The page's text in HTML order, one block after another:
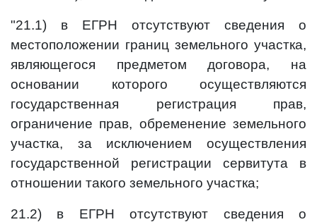
"21.1) в ЕГРН отсутствуют сведения о
местоположении границ земельного участка,
являющегося предметом договора, на
основании которого осуществляются
государственная регистрация прав,
ограничение прав, обременение земельного
участка, за исключением осуществления
государственной регистрации сервитута в
отношении такого земельного участка;
21.2) в ЕГРН отсутствуют сведения о